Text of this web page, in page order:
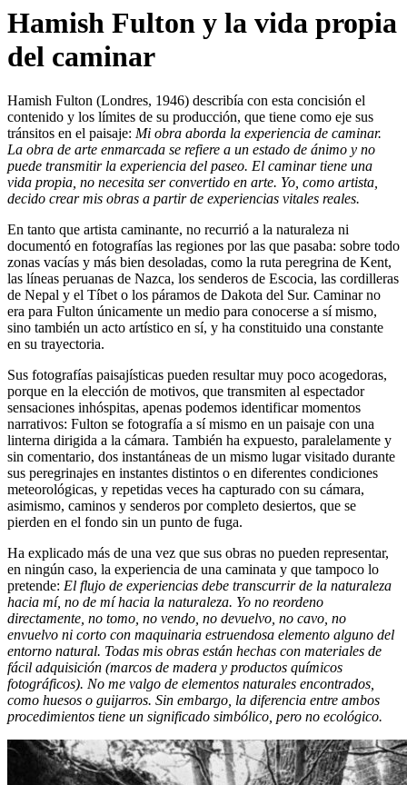
Hamish Fulton y la vida propia
del caminar
Hamish Fulton (Londres, 1946) describía con esta concisión el
contenido y los límites de su producción, que tiene como eje sus
tránsitos en el paisaje: Mi obra aborda la experiencia de caminar.
La obra de arte enmarcada se refiere a un estado de ánimo y no
puede transmitir la experiencia del paseo. El caminar tiene una
vida propia, no necesita ser convertido en arte. Yo, como artista,
decido crear mis obras a partir de experiencias vitales reales.
En tanto que artista caminante, no recurrió a la naturaleza ni
documentó en fotografías las regiones por las que pasaba: sobre todo
zonas vacías y más bien desoladas, como la ruta peregrina de Kent,
las líneas peruanas de Nazca, los senderos de Escocia, las cordilleras
de Nepal y el Tíbet o los páramos de Dakota del Sur. Caminar no
era para Fulton únicamente un medio para conocerse a sí mismo,
sino también un acto artístico en sí, y ha constituido una constante
en su trayectoria.
Sus fotografías paisajísticas pueden resultar muy poco acogedoras,
porque en la elección de motivos, que transmiten al espectador
sensaciones inhóspitas, apenas podemos identificar momentos
narrativos: Fulton se fotografía a sí mismo en un paisaje con una
linterna dirigida a la cámara. También ha expuesto, paralelamente y
sin comentario, dos instantáneas de un mismo lugar visitado durante
sus peregrinajes en instantes distintos o en diferentes condiciones
meteorológicas, y repetidas veces ha capturado con su cámara,
asimismo, caminos y senderos por completo desiertos, que se
pierden en el fondo sin un punto de fuga.
Ha explicado más de una vez que sus obras no pueden representar,
en ningún caso, la experiencia de una caminata y que tampoco lo
pretende: El flujo de experiencias debe transcurrir de la naturaleza
hacia mí, no de mí hacia la naturaleza. Yo no reordeno
directamente, no tomo, no vendo, no devuelvo, no cavo, no
envuelvo ni corto con maquinaria estruendosa elemento alguno del
entorno natural. Todas mis obras están hechas con materiales de
fácil adquisición (marcos de madera y productos químicos
fotográficos). No me valgo de elementos naturales encontrados,
como huesos o guijarros. Sin embargo, la diferencia entre ambos
procedimientos tiene un significado simbólico, pero no ecológico.